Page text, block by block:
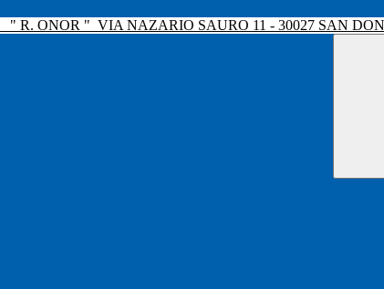
" R. ONOR " VIA NAZARIO SAURO 11 - 30027 SAN